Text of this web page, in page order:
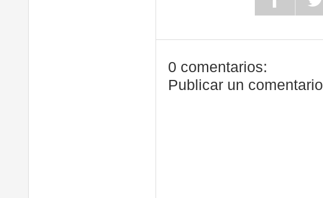
0 comentarios:
Publicar un comentario